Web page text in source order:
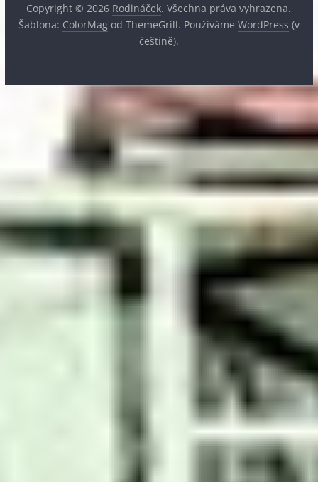
Copyright © 2026 Rodináček. Všechna práva vyhrazena.
Šablona: ColorMagod ThemeGrill. Používáme WordPress (v
češtině).